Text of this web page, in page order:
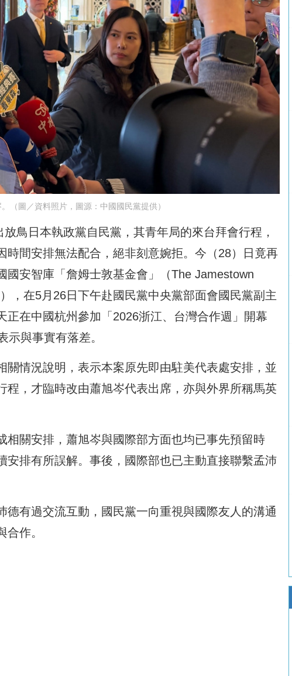
（圖／資料照片，圖源：中國國民黨提供）
鳥日本執政黨自民黨，其青年局的來台拜會行程，
時間安排無法配合，絕非刻意婉拒。今（28）日竟再
國安智庫「詹姆士敦基金會」（The Jamestown
，在5月26日下午赴國民黨中央黨部面會國民黨副主
正在中國杭州參加「2026浙江、台灣合作週」開幕
示與事實有落差。
關情況說明，表示本案原先即由駐美代表處安排，並
程，才臨時改由蕭旭岑代表出席，亦與外界所稱馬英
相關安排，蕭旭岑與國際部方面也均已事先預留時
安排有所誤解。事後，國際部也已主動直接聯繫孟沛
德有過交流互動，國民黨一向重視與國際友人的溝通
作。